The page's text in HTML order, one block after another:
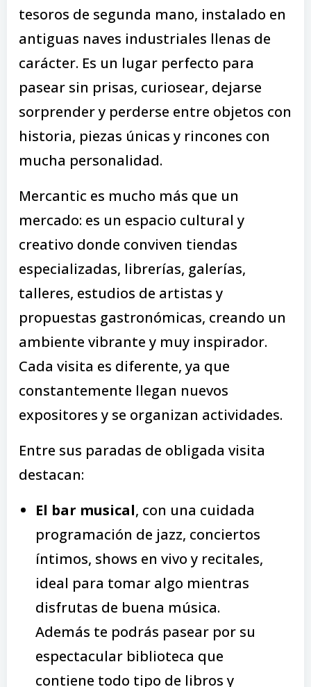
tesoros de segunda mano, instalado en
antiguas naves industriales llenas de
carácter. Es un lugar perfecto para
pasear sin prisas, curiosear, dejarse
sorprender y perderse entre objetos con
historia, piezas únicas y rincones con
mucha personalidad.
Mercantic es mucho más que un
mercado: es un espacio cultural y
creativo donde conviven tiendas
especializadas, librerías, galerías,
talleres, estudios de artistas y
propuestas gastronómicas, creando un
ambiente vibrante y muy inspirador.
Cada visita es diferente, ya que
constantemente llegan nuevos
expositores y se organizan actividades.
Entre sus paradas de obligada visita
destacan:
El bar musical, con una cuidada
programación de jazz, conciertos
íntimos, shows en vivo y recitales,
ideal para tomar algo mientras
disfrutas de buena música.
Además te podrás pasear por su
espectacular biblioteca que
contiene todo tipo de libros y